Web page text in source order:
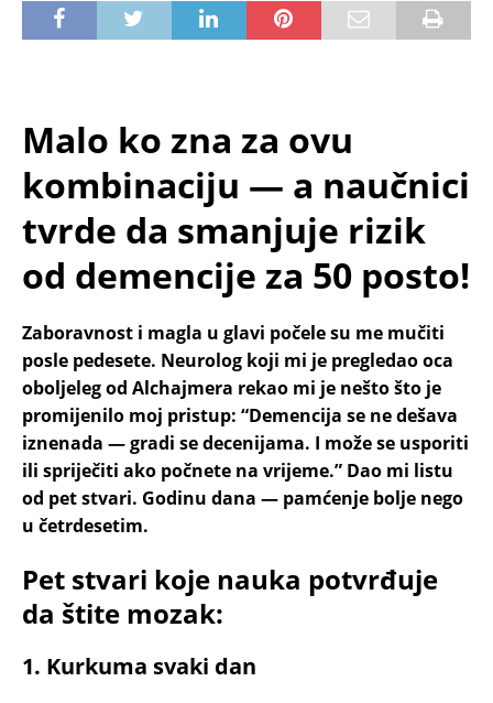
Malo ko zna za ovu
kombinaciju — a naučnici
tvrde da smanjuje rizik
od demencije za 50 posto!
Zaboravnost i magla u glavi počele su me mučiti
posle pedesete. Neurolog koji mi je pregledao oca
oboljeleg od Alchajmera rekao mi je nešto što je
promijenilo moj pristup: “Demencija se ne dešava
iznenada — gradi se decenijama. I može se usporiti
ili spriječiti ako počnete na vrijeme.” Dao mi listu
od pet stvari. Godinu dana — pamćenje bolje nego
u četrdesetim.
Pet stvari koje nauka potvrđuje
da štite mozak:
1. Kurkuma svaki dan